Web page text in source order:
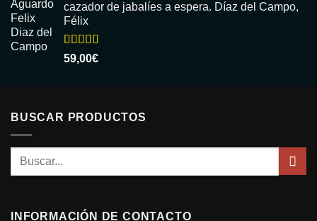
cazador de jabalíes a espera. Díaz del Campo,
Félix
Valorado
con
59,00€
BUSCAR PRODUCTOS
Buscar
INFORMACIÓN DE CONTACTO